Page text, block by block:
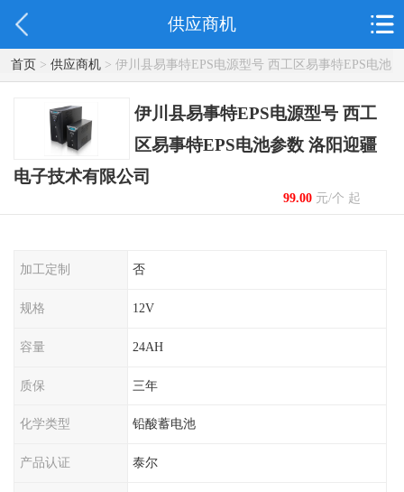
供应商机
首页> 供应商机> 伊川县易事特EPS电源型号 西工区易事特EPS电池
参数 洛阳迎疆电子技术有限公司
伊川县易事特EPS电源型号 西工
区易事特EPS电池参数 洛阳迎疆
电子技术有限公司
99.00元/个 起
加工定制 否
规格 12V
容量 24AH
质保 三年
化学类型 铅酸蓄电池
产品认证 泰尔